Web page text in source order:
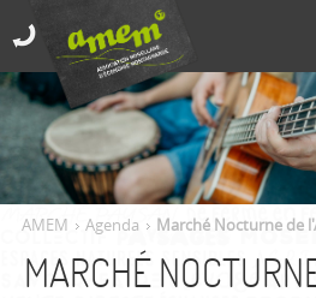
AMEM Agenda Marché Nocturne de
MARCHÉ